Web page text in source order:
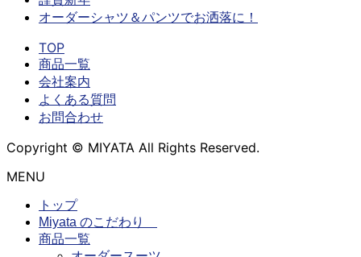
オーダーシャツ＆パンツでお洒落に！
TOP
商品一覧
会社案内
よくある質問
お問合わせ
Copyright © MIYATA All Rights Reserved.
MENU
トップ
Miyata のこだわり
商品一覧